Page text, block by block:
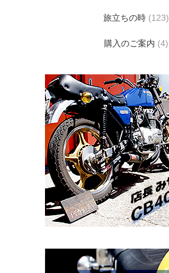
旅立ちの時 (123)
購入のご案内 (4)